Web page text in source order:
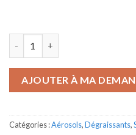
AJOUTER À MA
Catégories :Aérosols,Dégraissants,